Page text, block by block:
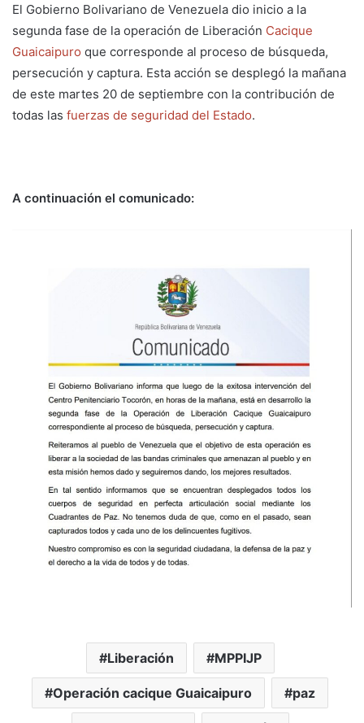
El Gobierno Bolivariano de Venezuela dio inicio a la
segunda fase de la operación de Liberación Cacique
Guaicaipuro que corresponde al proceso de búsqueda,
persecución y captura. Esta acción se desplegó la mañana
de este martes 20 de septiembre con la contribución de
todas las fuerzas de seguridad del Estado.
A continuación el comunicado:
Liberación MPPIJP
Operación cacique Guaicaipuro paz